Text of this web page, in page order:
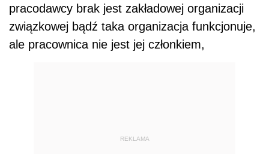
pracodawcy brak jest zakładowej organizacji
związkowej bądź taka organizacja funkcjonuje,
ale pracownica nie jest jej członkiem,
REKLAMA